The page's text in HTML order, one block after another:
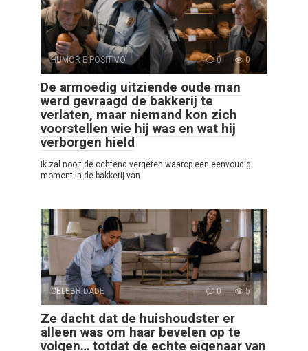
HUMOR E POSITIVO 0 0
De armoedig uitziende oude man
werd gevraagd de bakkerij te
verlaten, maar niemand kon zich
voorstellen wie hij was en wat hij
verborgen hield
Ik zal nooit de ochtend vergeten waarop een eenvoudig
moment in de bakkerij van
CELEBRIDADE 0 5
Ze dacht dat de huishoudster er
alleen was om haar bevelen op te
volgen… totdat de echte eigenaar van